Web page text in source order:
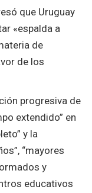
que Uruguay
«espalda a
de
de los
progresiva de
extendido” en
y la
“mayores
y
educativos